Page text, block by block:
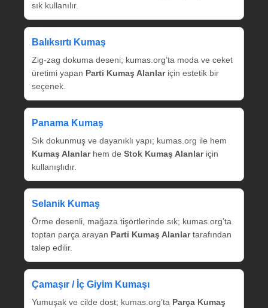
sık kullanılır.
Balıksırtı Kumaş
Zig‑zag dokuma deseni; kumas.org’ta moda ve ceket
üretimi yapan Parti Kumaş Alanlariçin estetik bir
seçenek.
Panama Kumaş
Sık dokunmuş ve dayanıklı yapı; kumas.org ile hem
Kumaş Alanlarhem de Stok Kumaş Alanlariçin
kullanışlıdır.
Selanik Kumaş
Örme desenli, mağaza tişörtlerinde sık; kumas.org’ta
toptan parça arayan Parti Kumaş Alanlartarafından
talep edilir.
Çamaşır / İç Giyim Kumaşı
Yumuşak ve cilde dost; kumas.org’ta Parça Kumaş